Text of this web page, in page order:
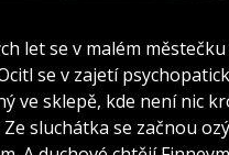
let se v malém
se v zajetí
ve sklepě, kde není nic
sluchátka se začnou